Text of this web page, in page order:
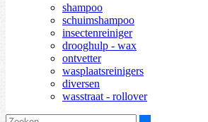
shampoo
schuimshampoo
insectenreiniger
drooghulp - wax
ontvetter
wasplaatsreinigers
diversen
wasstraat - rollover